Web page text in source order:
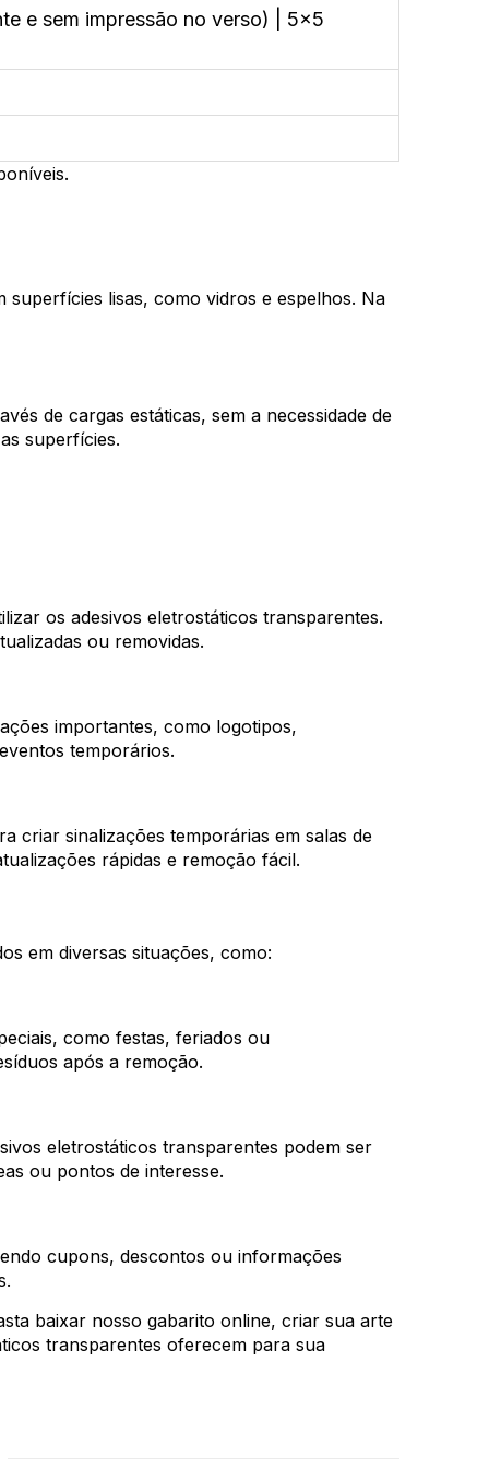
e sem impressão no verso) | 5x5
lisas, como vidros e espelhos. Na
de cargas estáticas, sem a necessidade de
superfícies.
os adesivos eletrostáticos transparentes.
ou removidas.
importantes, como logotipos,
temporários.
criar sinalizações temporárias em salas de
rápidas e remoção fácil.
em diversas situações, como:
como festas, feriados ou
após a remoção.
eletrostáticos transparentes podem ser
ou pontos de interesse.
cupons, descontos ou informações
baixar nosso gabarito online, criar sua arte
transparentes oferecem para sua